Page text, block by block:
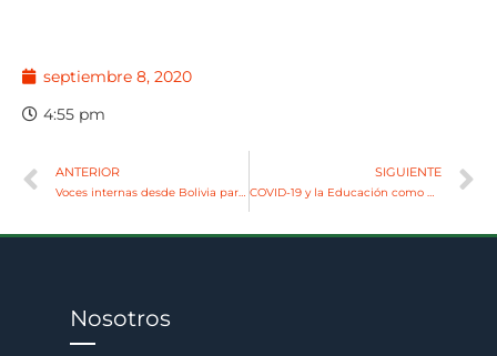
septiembre 8, 2020
4:55 pm
ANTERIOR SIGUIENTE
Nosotros